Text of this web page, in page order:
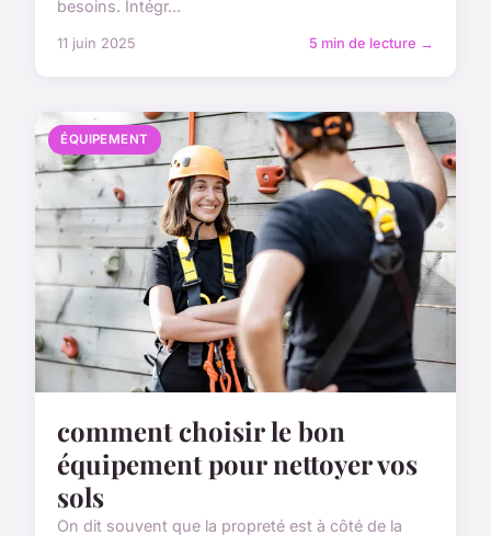
besoins. Intégr...
11 juin 2025 5 min de lecture →
ÉQUIPEMENT
comment choisir le bon
équipement pour nettoyer vos
sols
On dit souvent que la propreté est à côté de la